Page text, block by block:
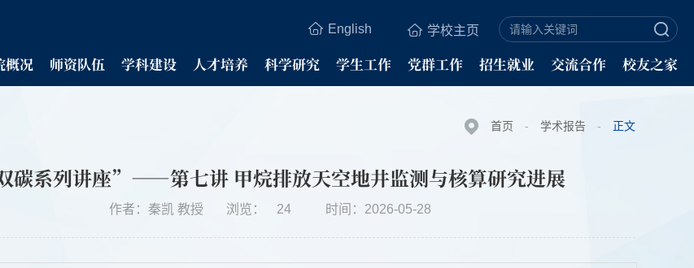
English 学校主页
概况 师资队伍 学科建设 人才培养 科学研究 学生工作 党群工作 招生就业 交流合作 校友之家
首页 - 学术报告 - 正文
碳系列讲座”——第七讲 甲烷排放天空地井监测与核算研究进展
作者：秦凯 教授 浏览： 24 时间：2026-05-28